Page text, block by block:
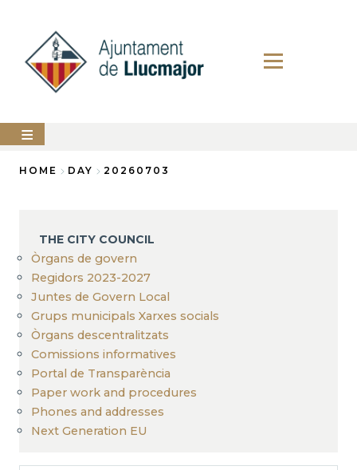
content
The
city
Services
PERFIL
DEL
CONTRACTANT
ANUNCIS
HOME DAY 20260703
THE CITY COUNCIL
Òrgans de govern
Regidors 2023-2027
Juntes de Govern Local
Grups municipals Xarxes socials
Òrgans descentralitzats
Comissions informatives
Portal de Transparència
Paper work and procedures
Phones and addresses
Next Generation EU